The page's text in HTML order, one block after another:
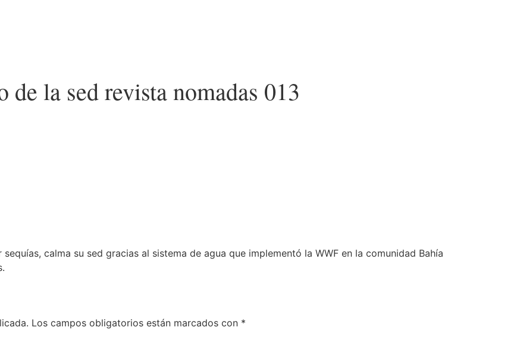
la sed revista nomadas 013
calma su sed gracias al sistema de agua que implementó la WWF en la comunidad Bahía
Los campos obligatorios están marcados con *